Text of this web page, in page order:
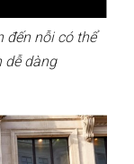
đến nỗi có thể
dễ dàng